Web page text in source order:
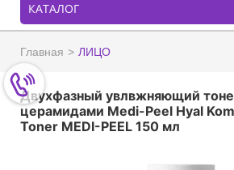
КАТАЛОГ
Главная ЛИЦО
Двухфазный увлвжняющий
церамидами Medi-Peel Hyal
Toner MEDI-PEEL 150 мл